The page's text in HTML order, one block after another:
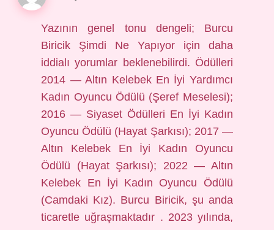
Yazının genel tonu dengeli; Burcu
Biricik Şimdi Ne Yapıyor için daha
iddialı yorumlar beklenebilirdi. Ödülleri
2014 — Altın Kelebek En İyi Yardımcı
Kadın Oyuncu Ödülü (Şeref Meselesi);
2016 — Siyaset Ödülleri En İyi Kadın
Oyuncu Ödülü (Hayat Şarkısı); 2017 —
Altın Kelebek En İyi Kadın Oyuncu
Ödülü (Hayat Şarkısı); 2022 — Altın
Kelebek En İyi Kadın Oyuncu Ödülü
(Camdaki Kız). Burcu Biricik, şu anda
ticaretle uğraşmaktadır . 2023 yılında,